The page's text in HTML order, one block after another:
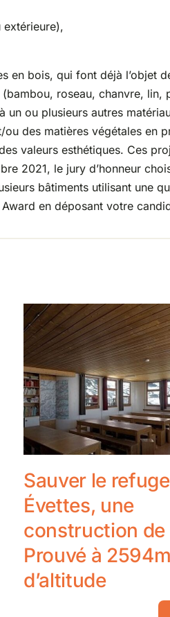
extérieure),
en bois, qui font déjà
roseau, chanvre,
un ou plusieurs autres
des matières végétales en
valeurs esthétiques. Ces
2021, le jury d’honneur
bâtiments utilisant une
en déposant votre
Sauver le
Évettes, une
construction de
Prouvé à 2594m
d’altitude